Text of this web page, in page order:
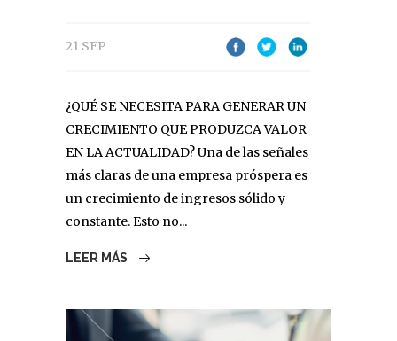
21 SEP
¿QUÉ SE NECESITA PARA GENERAR UN
CRECIMIENTO QUE PRODUZCA VALOR
EN LA ACTUALIDAD? Una de las señales
más claras de una empresa próspera es
un crecimiento de ingresos sólido y
constante. Esto no...
LEER MÁS